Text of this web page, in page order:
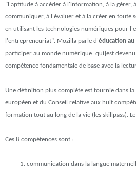
"l'aptitude à accéder à l'information, à la gérer,
communiquer, à l'évaluer et à la créer en toute
en utilisant les technologies numériques pour
l'entrepreneuriat". Mozilla parle d'éducation au
participer au monde numérique [qui]est
compétence fondamentale de base avec la
Une définition plus complète est fournie dans
européen et du Conseil relative aux huit
formation tout au long de la vie (les skillpass).
Ces 8 compétences sont :
communication dans la langue